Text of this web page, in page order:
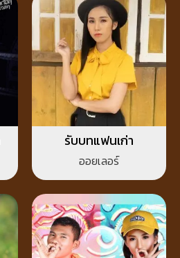
รับบทแฟนเก่า
ออยเลอร์